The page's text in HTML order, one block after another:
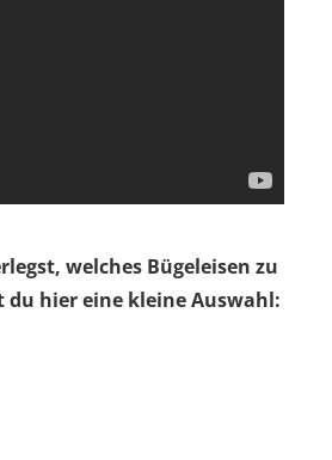
welches Bügeleisen zu
du hier eine kleine Auswahl: